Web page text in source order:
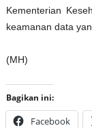
Kementerian
keamanan data
(MH)
Bagikan ini:
Facebook